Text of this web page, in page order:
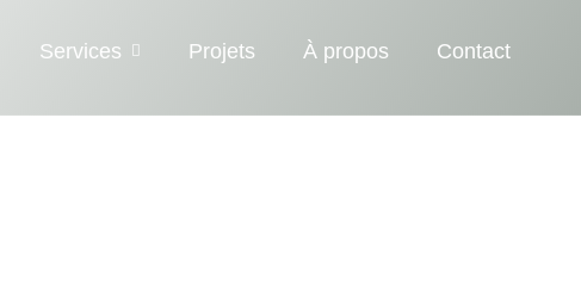
Services Projets À propos Contact